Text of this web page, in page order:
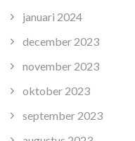
januari 2024
december 2023
november 2023
oktober 2023
september 2023